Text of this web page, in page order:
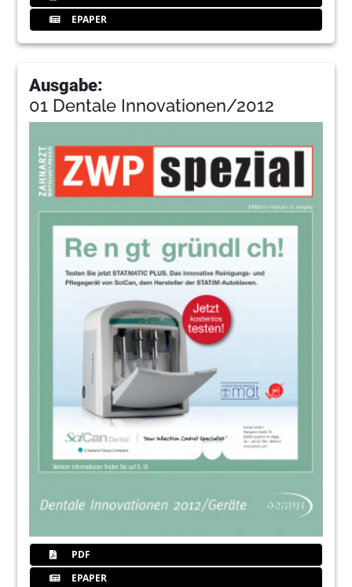
EPAPER
Ausgabe:
01 Dentale Innovationen/2012
PDF
EPAPER